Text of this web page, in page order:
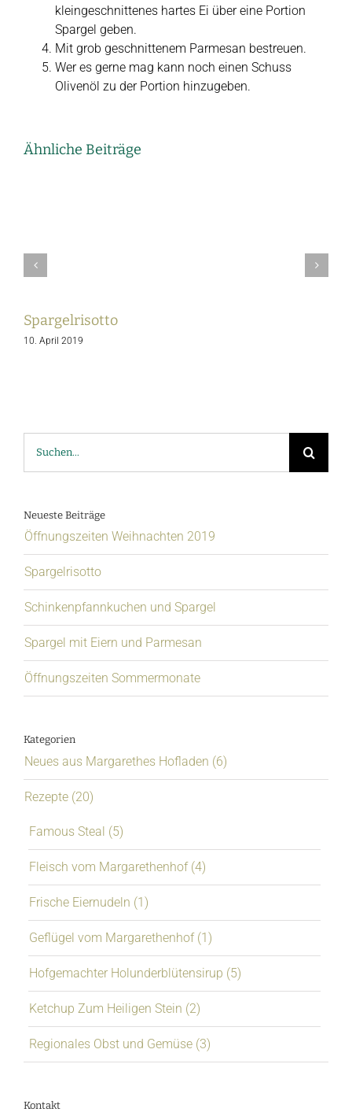
kleingeschnittenes hartes Ei über eine Portion
Spargel geben.
Mit grob geschnittenem Parmesan bestreuen.
Wer es gerne mag kann noch einen Schuss
Olivenöl zu der Portion hinzugeben.
Ähnliche Beiträge
Spargelrisotto
10. April 2019
nach:
Neueste Beiträge
Öffnungszeiten Weihnachten 2019
Spargelrisotto
Schinkenpfannkuchen und Spargel
Spargel mit Eiern und Parmesan
Öffnungszeiten Sommermonate
Kategorien
Neues aus Margarethes Hofladen (6)
Rezepte (20)
Famous Steal (5)
Fleisch vom Margarethenhof (4)
Frische Eiernudeln (1)
Geflügel vom Margarethenhof (1)
Hofgemachter Holunderblütensirup (5)
Ketchup Zum Heiligen Stein (2)
Regionales Obst und Gemüse (3)
Kontakt